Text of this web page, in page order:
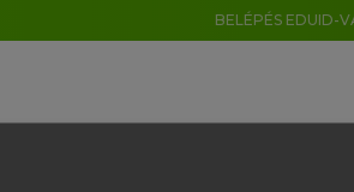
BELÉPÉS EDUID-